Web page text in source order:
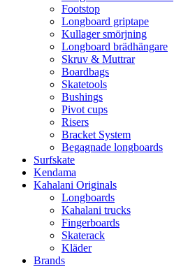
Footstop
Longboard griptape
Kullager smörjning
Longboard brädhängare
Skruv & Muttrar
Boardbags
Skatetools
Bushings
Pivot cups
Risers
Bracket System
Begagnade longboards
Surfskate
Kendama
Kahalani Originals
Longboards
Kahalani trucks
Fingerboards
Skaterack
Kläder
Brands